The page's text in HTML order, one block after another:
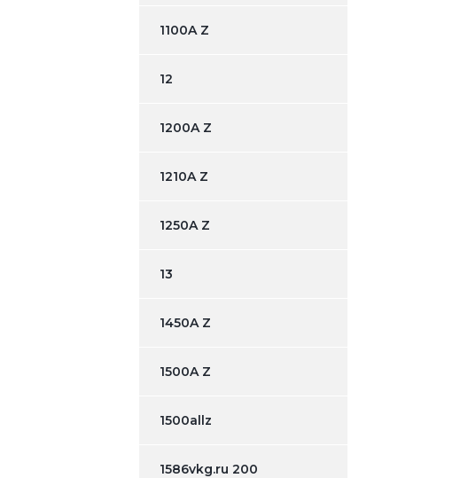
1100A Z
12
1200A Z
1210A Z
1250A Z
13
1450A Z
1500A Z
1500allz
1586vkg.ru 200